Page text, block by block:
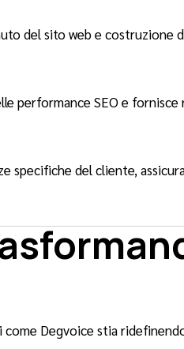
del sito web e costruzione
performance SEO e
specifiche del cliente,
Degvoice stia